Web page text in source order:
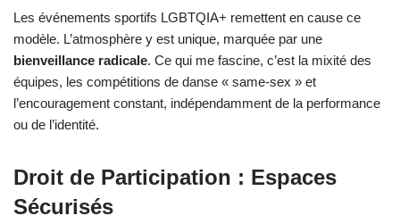
Les événements sportifs LGBTQIA+ remettent en cause ce
modèle. L’atmosphère y est unique, marquée par une
bienveillance radicale. Ce qui me fascine, c’est la mixité des
équipes, les compétitions de danse « same-sex » et
l’encouragement constant, indépendamment de la performance
ou de l’identité.
Droit de Participation : Espaces
Sécurisés